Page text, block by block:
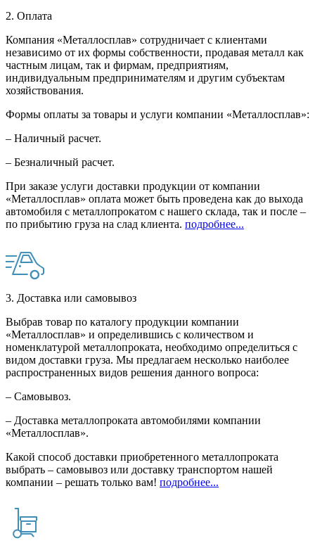
2. Оплата
Компания «Металлосплав» сотрудничает с клиентами
независимо от их формы собственности, продавая металл как
частным лицам, так и фирмам, предприятиям,
индивидуальным предпринимателям и другим субъектам
хозяйствования.
Формы оплаты за товары и услуги компании «Металлосплав»:
– Наличный расчет.
– Безналичный расчет.
При заказе услуги доставки продукции от компании
«Металлосплав» оплата может быть проведена как до выхода
автомобиля с металлопрокатом с нашего склада, так и после –
по прибытию груза на слад клиента. подробнее...
3. Доставка или самовывоз
Выбрав товар по каталогу продукции компании
«Металлосплав» и определившись с количеством и
номенклатурой металлопроката, необходимо определиться с
видом доставки груза. Мы предлагаем несколько наиболее
распространенных видов решения данного вопроса:
– Самовывоз.
– Доставка металлопроката автомобилями компании
«Металлосплав».
Какой способ доставки приобретенного металлопроката
выбрать – самовывоз или доставку транспортом нашей
компании – решать только вам! подробнее...